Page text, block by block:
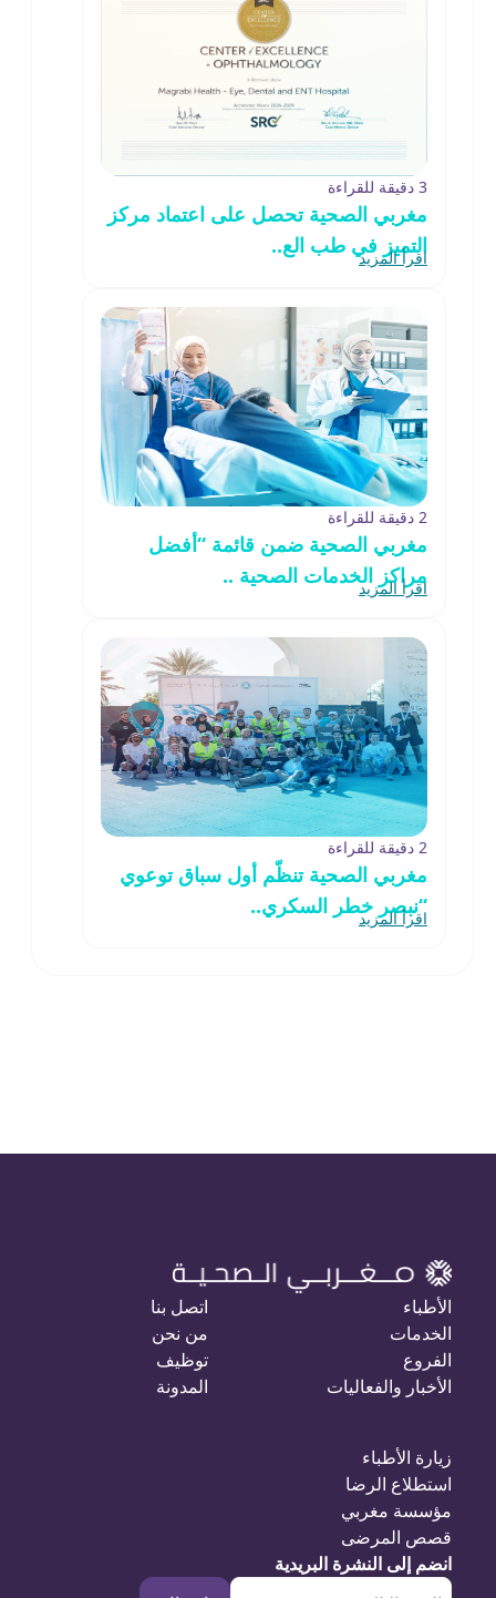
3 دقيقة للقراءة
مغربي الصحية تحصل على اعتماد مركز
التميز في طب الع..
اقرأ المزيد
2 دقيقة للقراءة
مغربي الصحية ضمن قائمة “أفضل
مراكز الخدمات الصحية ..
اقرأ المزيد
2 دقيقة للقراءة
مغربي الصحية تنظّم أول سباق توعوي
“نبصر خطر السكري..
اقرأ المزيد
الأطباء
الخدمات
الفروع
الأخبار والفعاليات
اتصل بنا
من نحن
توظيف
المدونة
زيارة الأطباء
استطلاع الرضا
مؤسسة مغربي
قصص المرضى
انضم إلى النشرة البريدية